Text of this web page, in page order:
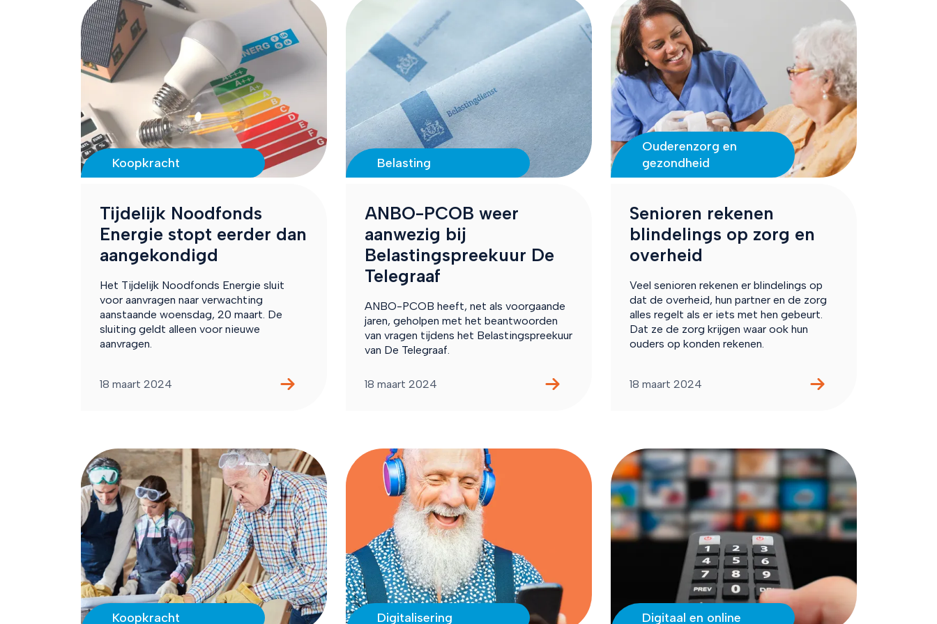
Koopkracht
Tijdelijk Noodfonds
Energie stopt eerder dan
aangekondigd
Het Tijdelijk Noodfonds Energie sluit
voor aanvragen naar verwachting
aanstaande woensdag, 20 maart. De
sluiting geldt alleen voor nieuwe
aanvragen.
18 maart 2024
Belasting
ANBO-PCOB weer
aanwezig bij
Belastingspreekuur De
Telegraaf
ANBO-PCOB heeft, net als voorgaande
jaren, geholpen met het beantwoorden
van vragen tijdens het Belastingspreekuur
van De Telegraaf.
18 maart 2024
Ouderenzorg en
gezondheid
Senioren rekenen
blindelings op zorg en
overheid
Veel senioren rekenen er blindelings op
dat de overheid, hun partner en de zorg
alles regelt als er iets met hen gebeurt.
Dat ze de zorg krijgen waar ook hun
ouders op konden rekenen.
18 maart 2024
Koopkracht Digitalisering Digitaal en online